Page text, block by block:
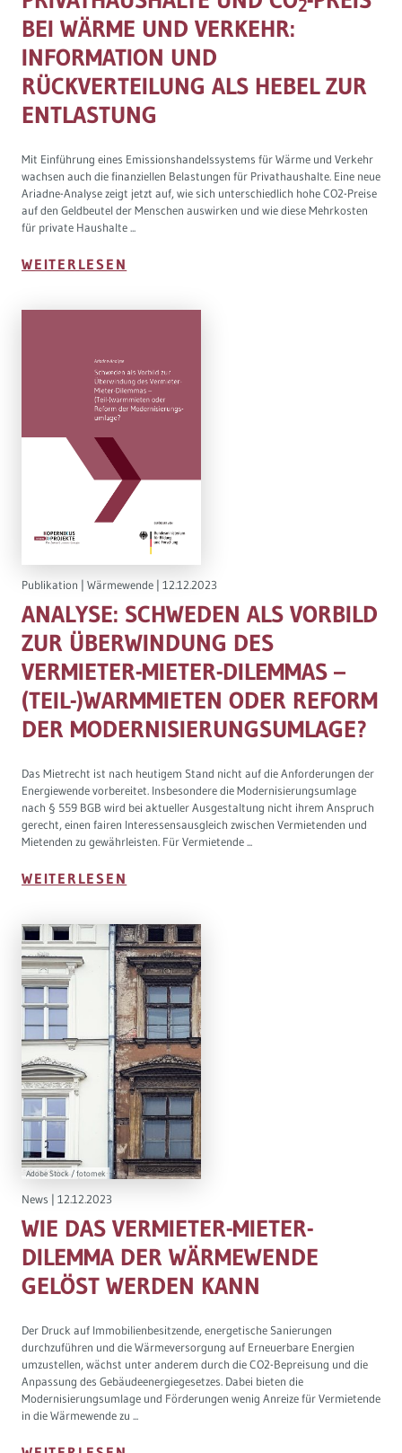
2
BEI WÄRME UND VERKEHR:
INFORMATION UND
RÜCKVERTEILUNG ALS HEBEL ZUR
ENTLASTUNG
Mit Einführung eines Emissionshandelssystems für Wärme und Verkehr
wachsen auch die finanziellen Belastungen für Privathaushalte. Eine neue
Ariadne-Analyse zeigt jetzt auf, wie sich unterschiedlich hohe CO2-Preise
auf den Geldbeutel der Menschen auswirken und wie diese Mehrkosten
für private Haushalte ...
WEITERLESEN
Publikation | Wärmewende | 12.12.2023
ANALYSE: SCHWEDEN ALS VORBILD
ZUR ÜBERWINDUNG DES
VERMIETER-MIETER-DILEMMAS –
(TEIL-)WARMMIETEN ODER REFORM
DER MODERNISIERUNGSUMLAGE?
Das Mietrecht ist nach heutigem Stand nicht auf die Anforderungen der
Energiewende vorbereitet. Insbesondere die Modernisierungsumlage
nach § 559 BGB wird bei aktueller Ausgestaltung nicht ihrem Anspruch
gerecht, einen fairen Interessensausgleich zwischen Vermietenden und
Mietenden zu gewährleisten. Für Vermietende ...
WEITERLESEN
Adobe Stock / fotomek
News | 12.12.2023
WIE DAS VERMIETER-MIETER-
DILEMMA DER WÄRMEWENDE
GELÖST WERDEN KANN
Der Druck auf Immobilienbesitzende, energetische Sanierungen
durchzuführen und die Wärmeversorgung auf Erneuerbare Energien
umzustellen, wächst unter anderem durch die CO2-Bepreisung und die
Anpassung des Gebäudeenergiegesetzes. Dabei bieten die
Modernisierungsumlage und Förderungen wenig Anreize für Vermietende
in die Wärmewende zu ...